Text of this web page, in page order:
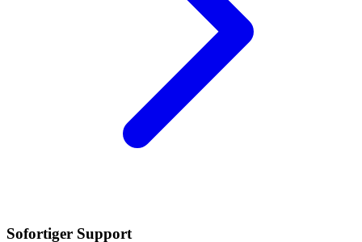
Sofortiger Support